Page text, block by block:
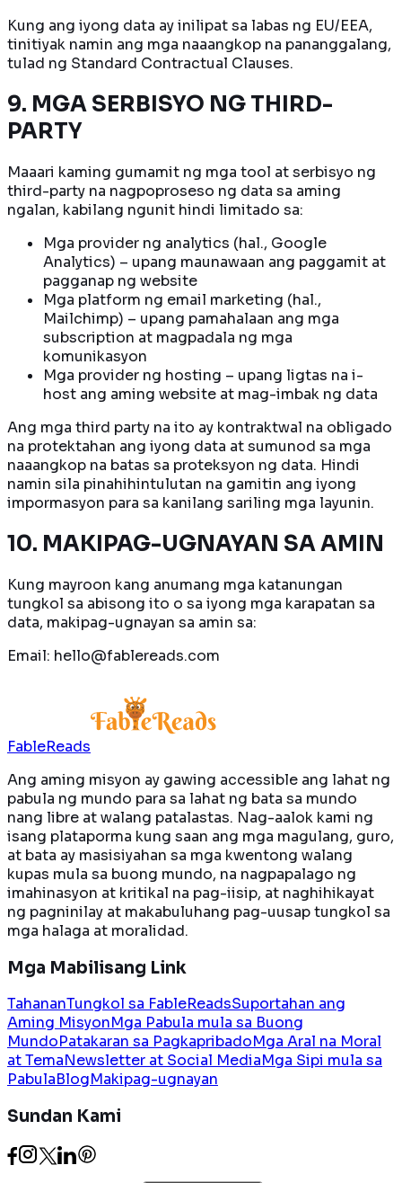
Kung ang iyong data ay inilipat sa labas ng EU/EEA,
tinitiyak namin ang mga naaangkop na pananggalang,
tulad ng Standard Contractual Clauses.
9. MGA SERBISYO NG THIRD-
PARTY
Maaari kaming gumamit ng mga tool at serbisyo ng
third-party na nagpoproseso ng data sa aming
ngalan, kabilang ngunit hindi limitado sa:
Mga provider ng analytics (hal., Google
Analytics) – upang maunawaan ang paggamit at
pagganap ng website
Mga platform ng email marketing (hal.,
Mailchimp) – upang pamahalaan ang mga
subscription at magpadala ng mga
komunikasyon
Mga provider ng hosting – upang ligtas na i-
host ang aming website at mag-imbak ng data
Ang mga third party na ito ay kontraktwal na obligado
na protektahan ang iyong data at sumunod sa mga
naaangkop na batas sa proteksyon ng data. Hindi
namin sila pinahihintulutan na gamitin ang iyong
impormasyon para sa kanilang sariling mga layunin.
10. MAKIPAG-UGNAYAN SA AMIN
Kung mayroon kang anumang mga katanungan
tungkol sa abisong ito o sa iyong mga karapatan sa
data, makipag-ugnayan sa amin sa:
Email: hello@fablereads.com
FableReads
Ang aming misyon ay gawing accessible ang lahat ng
pabula ng mundo para sa lahat ng bata sa mundo
nang libre at walang patalastas. Nag-aalok kami ng
isang plataporma kung saan ang mga magulang, guro,
at bata ay masisiyahan sa mga kwentong walang
kupas mula sa buong mundo, na nagpapalago ng
imahinasyon at kritikal na pag-iisip, at naghihikayat
ng pagninilay at makabuluhang pag-uusap tungkol sa
mga halaga at moralidad.
Mga Mabilisang Link
TahananTungkol sa FableReadsSuportahan ang
Aming MisyonMga Pabula mula sa Buong
MundoPatakaran sa PagkapribadoMga Aral na Moral
at TemaNewsletter at Social MediaMga Sipi mula sa
PabulaBlogMakipag-ugnayan
Sundan Kami